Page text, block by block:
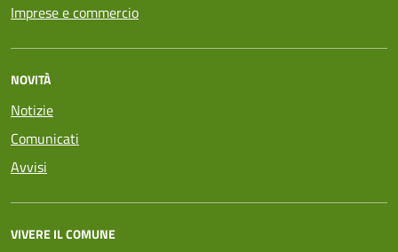
Imprese e commercio
NOVITÀ
Notizie
Comunicati
Avvisi
VIVERE IL COMUNE